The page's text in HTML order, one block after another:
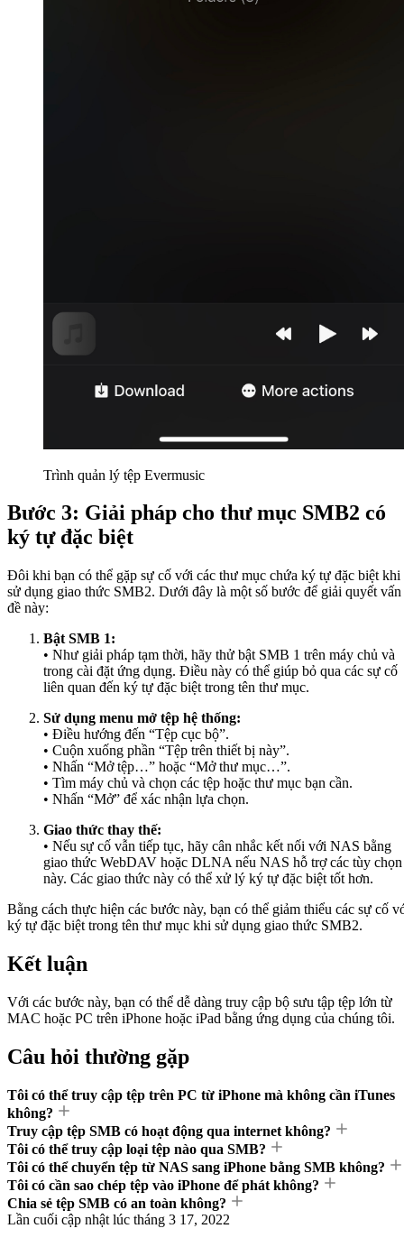
Trình quản lý tệp Evermusic
Bước 3: Giải pháp cho thư mục SMB2 có
ký tự đặc biệt
Đôi khi bạn có thể gặp sự cố với các thư mục chứa ký tự đặc biệt khi
sử dụng giao thức SMB2. Dưới đây là một số bước để giải quyết vấn
đề này:
Bật SMB 1:
• Như giải pháp tạm thời, hãy thử bật SMB 1 trên máy chủ và
trong cài đặt ứng dụng. Điều này có thể giúp bỏ qua các sự cố
liên quan đến ký tự đặc biệt trong tên thư mục.
Sử dụng menu mở tệp hệ thống:
• Điều hướng đến “Tệp cục bộ”.
• Cuộn xuống phần “Tệp trên thiết bị này”.
• Nhấn “Mở tệp…” hoặc “Mở thư mục…”.
• Tìm máy chủ và chọn các tệp hoặc thư mục bạn cần.
• Nhấn “Mở” để xác nhận lựa chọn.
Giao thức thay thế:
• Nếu sự cố vẫn tiếp tục, hãy cân nhắc kết nối với NAS bằng
giao thức WebDAV hoặc DLNA nếu NAS hỗ trợ các tùy chọn
này. Các giao thức này có thể xử lý ký tự đặc biệt tốt hơn.
Bằng cách thực hiện các bước này, bạn có thể giảm thiểu các sự cố
ký tự đặc biệt trong tên thư mục khi sử dụng giao thức SMB2.
Kết luận
Với các bước này, bạn có thể dễ dàng truy cập bộ sưu tập tệp lớn từ
MAC hoặc PC trên iPhone hoặc iPad bằng ứng dụng của chúng tôi.
Câu hỏi thường gặp
Tôi có thể truy cập tệp trên PC từ iPhone mà không cần iTunes
không?
Truy cập tệp SMB có hoạt động qua internet không?
Tôi có thể truy cập loại tệp nào qua SMB?
Tôi có thể chuyển tệp từ NAS sang iPhone bằng SMB không?
Tôi có cần sao chép tệp vào iPhone để phát không?
Chia sẻ tệp SMB có an toàn không?
Lần cuối cập nhật lúc tháng 3 17, 2022